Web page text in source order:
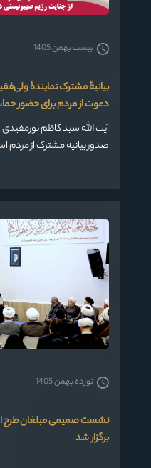
بیانیهٔ مشترک نمایندهٔ
دعوت از مردم برای حضور حماسی
آیت الله سید کاظم
صدور بیانیه مشترک از مردم
روز ۲۲ بهمن پاسخ
صهیونیستی در غزه تا
بیست بهمن 1405
نشست صمیمی مبلغان طرح
برگزار شد
نوزده بهمن 1405